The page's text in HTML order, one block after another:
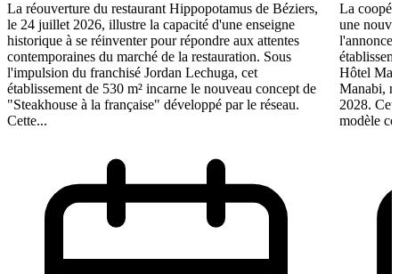
La réouverture du restaurant Hippopotamus de Béziers,
le 24 juillet 2026, illustre la capacité d'une enseigne
historique à se réinventer pour répondre aux attentes
contemporaines du marché de la restauration. Sous
l'impulsion du franchisé Jordan Lechuga, cet
établissement de 530 m² incarne le nouveau concept de
"Steakhouse à la française" développé par le réseau.
Cette...
La
une
l'annonce
Hôtel
Manabi,
2028.
modèle